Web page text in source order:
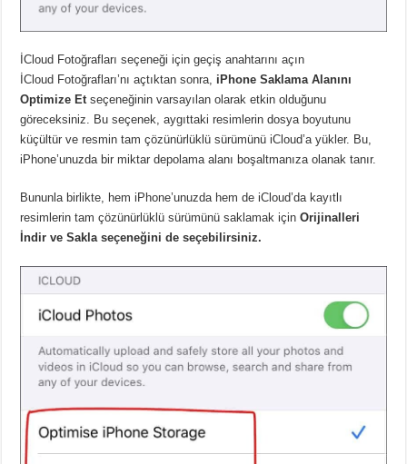
İCloud Fotoğrafları seçeneği için geçiş anahtarını açın
İCloud Fotoğrafları’nı açtıktan sonra, iPhone Saklama Alanını
Optimize Et seçeneğinin varsayılan olarak etkin olduğunu
göreceksiniz. Bu seçenek, aygıttaki resimlerin dosya boyutunu
küçültür ve resmin tam çözünürlüklü sürümünü iCloud’a yükler. Bu,
iPhone’unuzda bir miktar depolama alanı boşaltmanıza olanak tanır.
Bununla birlikte, hem iPhone’unuzda hem de iCloud’da kayıtlı
resimlerin tam çözünürlüklü sürümünü saklamak içinOrijinalleri
İndir ve Sakla seçeneğini de seçebilirsiniz.